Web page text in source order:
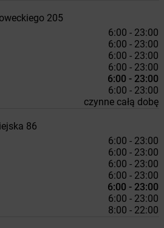
205
6:00 - 23:00
6:00 - 23:00
6:00 - 23:00
6:00 - 23:00
6:00 - 23:00
6:00 - 23:00
czynne całą dobę
86
6:00 - 23:00
6:00 - 23:00
6:00 - 23:00
6:00 - 23:00
6:00 - 23:00
6:00 - 23:00
8:00 - 22:00